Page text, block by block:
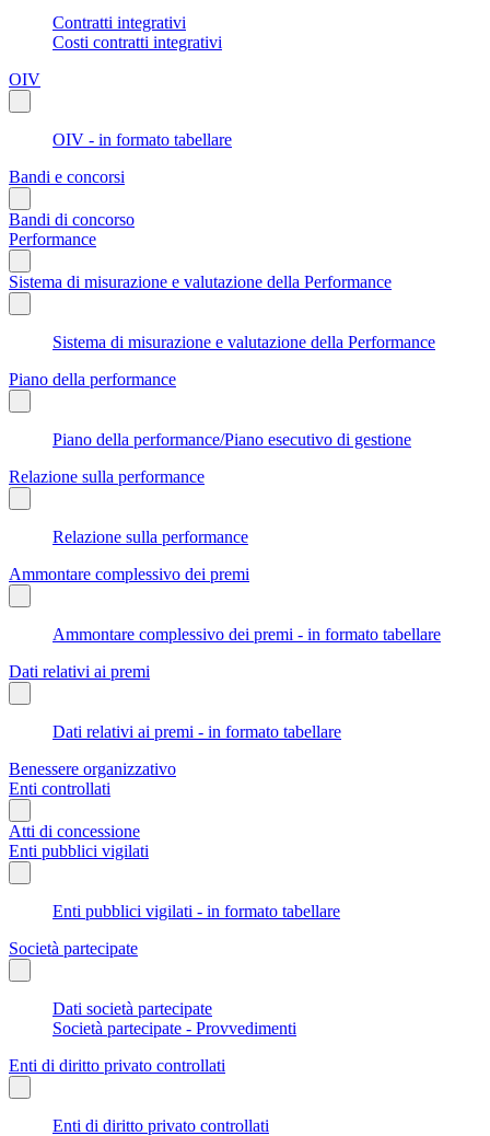
Contratti integrativi
Costi contratti integrativi
OIV
OIV - in formato tabellare
Bandi e concorsi
Bandi di concorso
Performance
Sistema di misurazione e valutazione della Performance
Sistema di misurazione e valutazione della Performance
Piano della performance
Piano della performance/Piano esecutivo di gestione
Relazione sulla performance
Relazione sulla performance
Ammontare complessivo dei premi
Ammontare complessivo dei premi - in formato tabellare
Dati relativi ai premi
Dati relativi ai premi - in formato tabellare
Benessere organizzativo
Enti controllati
Atti di concessione
Enti pubblici vigilati
Enti pubblici vigilati - in formato tabellare
Società partecipate
Dati società partecipate
Società partecipate - Provvedimenti
Enti di diritto privato controllati
Enti di diritto privato controllati